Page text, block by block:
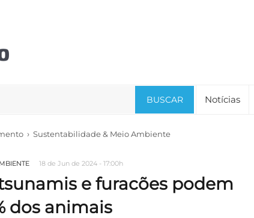
BUSCAR Notícias
› Sustentabilidade & Meio Ambiente
18 de Jun de 2024 - 17:00h
e furacões podem
dos animais